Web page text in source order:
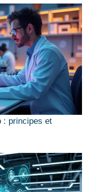
: principes et